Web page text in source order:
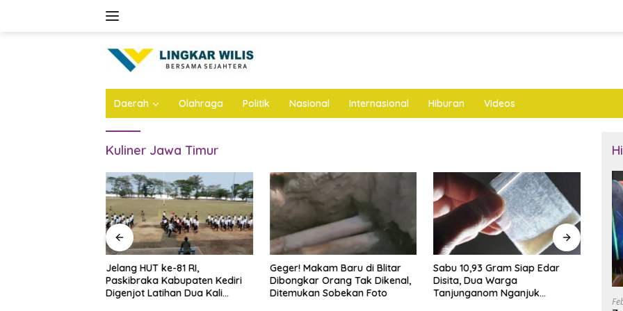
Daerah Olahraga Politik Nasional Internasional Hiburan Videos
Kuliner Jawa Timur
Jelang HUT ke-81 RI,
Paskibraka Kabupaten Kediri
Digenjot Latihan Dua Kali
Geger! Makam Baru di Blitar
Dibongkar Orang Tak Dikenal,
Ditemukan Sobekan Foto
Sabu 10,93 Gram Siap Edar
Disita, Dua Warga
Tanjunganom Nganjuk